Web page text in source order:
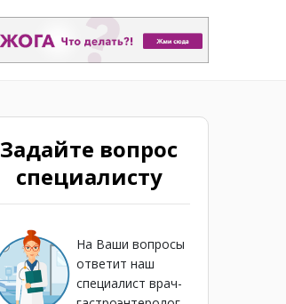
Задайте вопрос
специалисту
На Ваши вопросы
ответит наш
специалист врач-